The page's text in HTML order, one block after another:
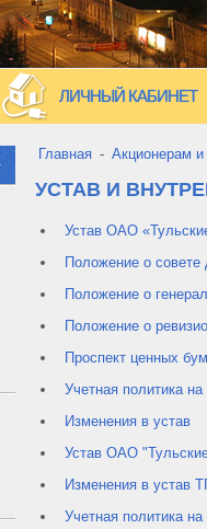
ЛИЧНЫЙ КАБИНЕТ
Главная - Акционерам и
УСТАВ И
Устав ОАО
Положение о
Положение о
Положение о
Проспект ценных
Учетная политика на
Изменения в устав
Устав ОАО
Изменения в устав
Учетная политика на